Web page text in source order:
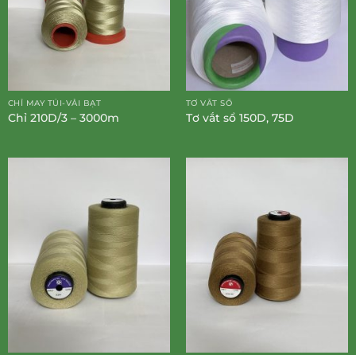
CHỈ MAY TÚI-VẢI BẠT
Chỉ 210D/3 – 3000m
TƠ VẮT SỔ
Tơ vắt sổ 150D, 75D